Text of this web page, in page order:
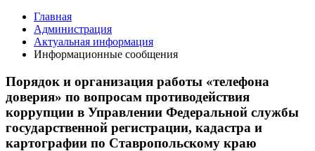
Главная
Администрация
Актуальная информация
Информационные сообщения
Порядок и организация работы «телефона
доверия» по вопросам противодействия
коррупции в Управлении Федеральной службы
государственной регистрации, кадастра и
картографии по Ставропольскому краю